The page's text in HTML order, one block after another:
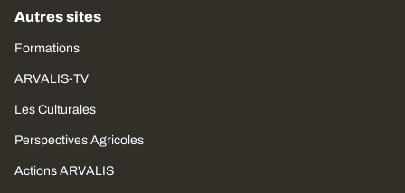
Autres sites
Formations
ARVALIS-TV
Les Culturales
Perspectives Agricoles
Actions ARVALIS